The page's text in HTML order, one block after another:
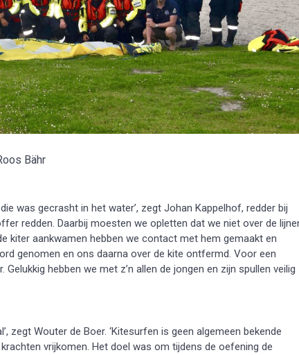
Bähr
was gecrasht in het water’, zegt Johan Kappelhof, redder bij
redden. Daarbij moesten we opletten dat we niet over de
kiter aankwamen hebben we contact met hem gemaakt en
genomen en ons daarna over de kite ontfermd. Voor een
hebben we met z’n allen de jongen en zijn spullen veilig
zegt Wouter de Boer. ‘Kitesurfen is geen algemeen bekende
vrijkomen. Het doel was om tijdens de oefening de